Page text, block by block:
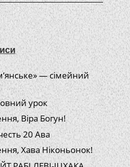
— сімейний
урок
Віра Богун!
20 Ава
Хава Ніконьонок!